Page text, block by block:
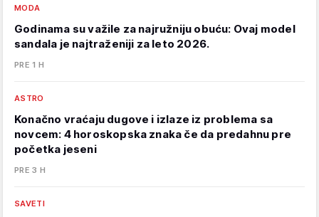
MODA
Godinama su važile za najružniju obuću: Ovaj model
sandala je najtraženiji za leto 2026.
PRE 1 H
ASTRO
Konačno vraćaju dugove i izlaze iz problema sa
novcem: 4 horoskopska znaka če da predahnu pre
početka jeseni
PRE 3 H
SAVETI